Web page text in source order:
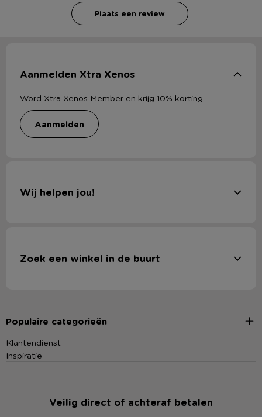
Plaats een review
Aanmelden Xtra Xenos
Word Xtra Xenos Member en krijg 10% korting
aanmelden
Wij helpen jou!
Zoek een winkel in de buurt
Populaire categorieën
Klantendienst
Inspiratie
Veilig direct of achteraf betalen